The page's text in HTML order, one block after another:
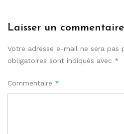
Laisser un commentaire
Votre adresse e-mail ne sera pas
obligatoires sont indiqués avec *
Commentaire *